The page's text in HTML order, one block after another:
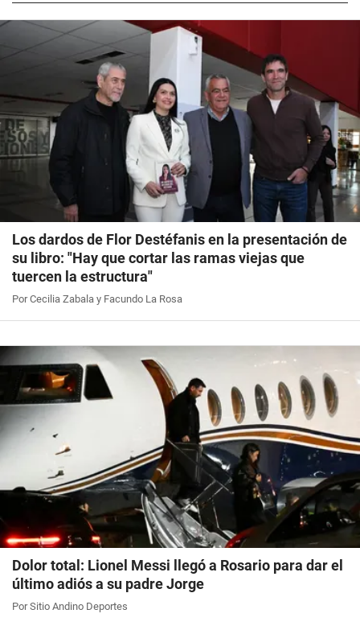
Los dardos de Flor Destéfanis en la presentación de
su libro: "Hay que cortar las ramas viejas que
tuercen la estructura"
Por Cecilia Zabala y Facundo La Rosa
Dolor total: Lionel Messi llegó a Rosario para dar el
último adiós a su padre Jorge
Por Sitio Andino Deportes